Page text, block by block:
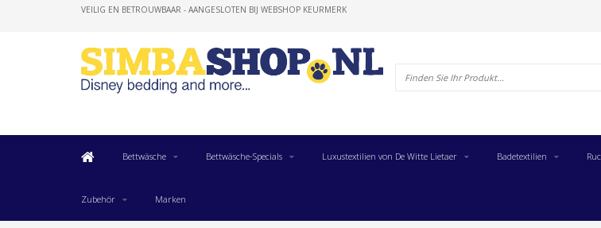
VEILIG EN BETROUWBAAR - AANGESLOTEN BIJ WEBSHOP KEURMERK
Bettwäsche Bettwäsche-Specials Luxustextilien von De Witte Lietaer Badetextilien
Zubehör Marken